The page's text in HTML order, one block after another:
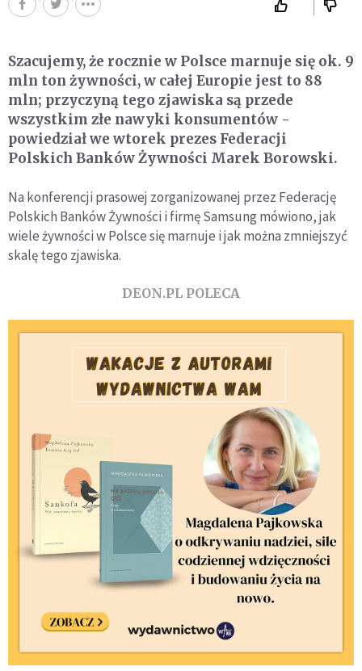
Szacujemy, że rocznie w Polsce marnuje się ok. 9
mln ton żywności, w całej Europie jest to 88
mln; przyczyną tego zjawiska są przede
wszystkim złe nawyki konsumentów -
powiedział we wtorek prezes Federacji
Polskich Banków Żywności Marek Borowski.
Na konferencji prasowej zorganizowanej przez Federację
Polskich Banków Żywności i firmę Samsung mówiono, jak
wiele żywności w Polsce się marnuje i jak można zmniejszyć
skalę tego zjawiska.
DEON.PL POLECA